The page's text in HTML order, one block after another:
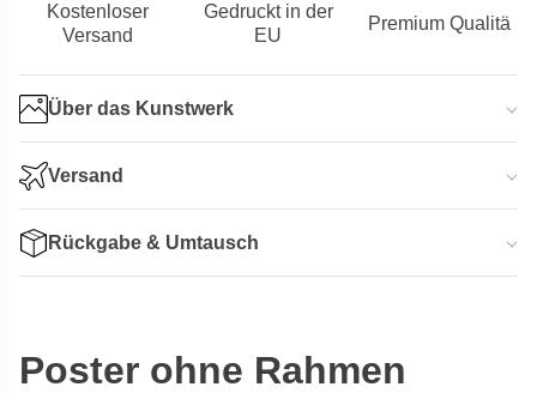
Kostenloser
Versand
Gedruckt in der
EU
Premium Qualitä
Über das Kunstwerk
Versand
Rückgabe & Umtausch
Poster ohne Rahmen